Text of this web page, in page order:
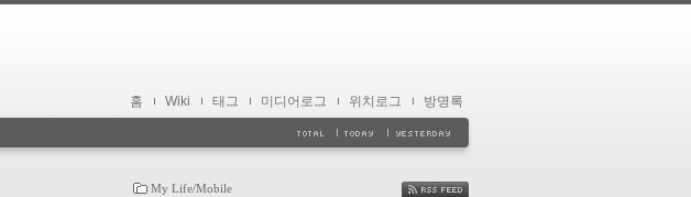
홈 Wiki 태그 미디어로그 위치로그 방명록
My Life/Mobile